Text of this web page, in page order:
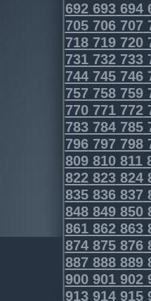
692693694
705706707
718719720
731732733
744745746
757758759
770771772
783784785
796797798
809810811
822823824
835836837
848849850
861862863
874875876
887888889
900901902
913914915